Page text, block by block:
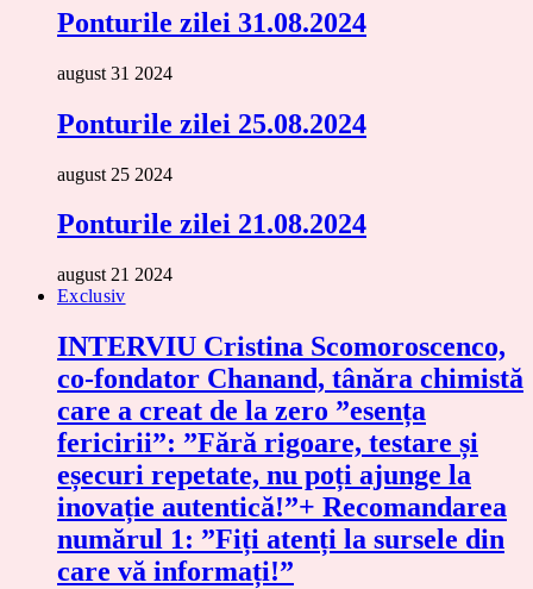
Ponturile zilei 31.08.2024
august 31 2024
Ponturile zilei 25.08.2024
august 25 2024
Ponturile zilei 21.08.2024
august 21 2024
Exclusiv
INTERVIU Cristina Scomoroscenco,
co-fondator Chanand, tânăra chimistă
care a creat de la zero ”esența
fericirii”: ”Fără rigoare, testare și
eșecuri repetate, nu poți ajunge la
inovație autentică!”+ Recomandarea
numărul 1: ”Fiți atenți la sursele din
care vă informați!”